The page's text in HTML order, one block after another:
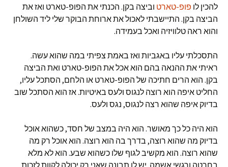
להכין לו פופ-טארט וביצה בקן. הכנתי את הפופ-טארט ואז את
הביצה בקן. התיישבתי לאכול את ארוחת הבוקר שלי ליד השולחן
והוא ראה טלוויזיה ואכל בעמידה.
התסכלתי עליו באגביות ואז באמת צפיתי במה שהוא עשה.
ראיתי את ההנאה בהם הוא אכל את הפופ-טארט ואת הביצה
בקן. הוא הרים חתיכה של הפופ-טארט או הלחם, הסתכל עליו,
החליט איפה הוא רוצה לנגוס ולעס באיטיות. אז הוא הסתכל שוב
בדיוק איפה שהוא רצה לנגוס, נגס ולעס.
הוא היה כל כך מאושר. הוא היה במצב של חסד, כשהוא אוכל
בדיוק מה שהוא רוצה, בדרך בה הוא רוצה. הוא אוכל רק מה
שהוא רוצה. הוא מקשיב לגוף שלו כשהוא שבע. הוא לא מלא
בחרטה ורגשי אשמה. יש לו תבונה שאני רק יכולה לקוות לזכות